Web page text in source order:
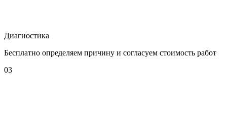
Диагностика
Бесплатно определяем причину и согласуем стоимость работ
03